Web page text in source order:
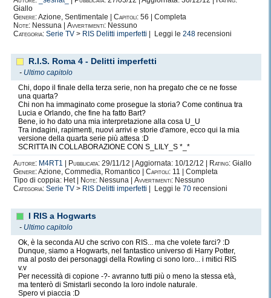
Giallo
Genere:Azione, Sentimentale | Capitoli: 56 | Completa
Note: Nessuna | Avvertimenti: Nessuno
Categoria: Serie TV > RIS Delitti imperfetti | Leggi le 248 recensioni
R.I.S. Roma 4 - Delitti imperfetti
- Ultimo capitolo
Chi, dopo il finale della terza serie, non ha pregato che ce ne fosse
una quarta?
Chi non ha immaginato come prosegue la storia? Come continua tra
Lucia e Orlando, che fine ha fatto Bart?
Bene, io ho dato una mia interpretazione alla cosa U_U
Tra indagini, rapimenti, nuovi arrivi e storie d'amore, ecco qui la mia
versione della quarta serie più attesa :D
SCRITTA IN COLLABORAZIONE CON S_LILY_S *_*
Autore: M4RT1 Pubblicata: 29/11/12 | Aggiornata: 10/12/12 | Rating: Giallo
Genere:Azione, Commedia, Romantico | Capitoli: 11 | Completa
Tipo di coppia: Het |
Note: Nessuna | Avvertimenti: Nessuno
Categoria: Serie TV > RIS Delitti imperfetti | Leggi le 70 recensioni
I RIS a Hogwarts
- Ultimo capitolo
Ok, è la seconda AU che scrivo con RIS... ma che volete farci? :D
Dunque, siamo a Hogwarts, nel fantastico universo di Harry Potter,
ma al posto dei personaggi della Rowling ci sono loro... i mitici RIS
v.v
Per necessità di copione -?- avranno tutti più o meno la stessa età,
ma tenterò di Smistarli secondo la loro indole naturale.
Spero vi piaccia :D